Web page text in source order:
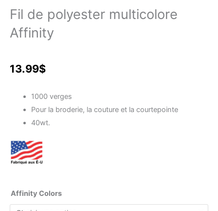
Fil de polyester multicolore
Affinity
13.99$
1000 verges
Pour la broderie, la couture et la courtepointe
40wt.
Affinity Colors
quantité
de